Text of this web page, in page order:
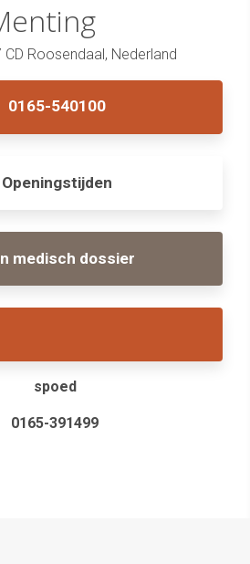
Roosendaal, Nederland
0165-540100
Openingstijden
medisch dossier
spoed
0165-391499